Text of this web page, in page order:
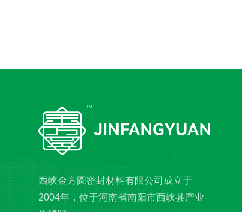
西峡金方圆密封材料有限公司成立于
2004年，位于河南省南阳市西峡县产业